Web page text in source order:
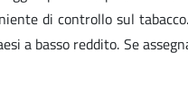
di controllo sul
a basso reddito. Se